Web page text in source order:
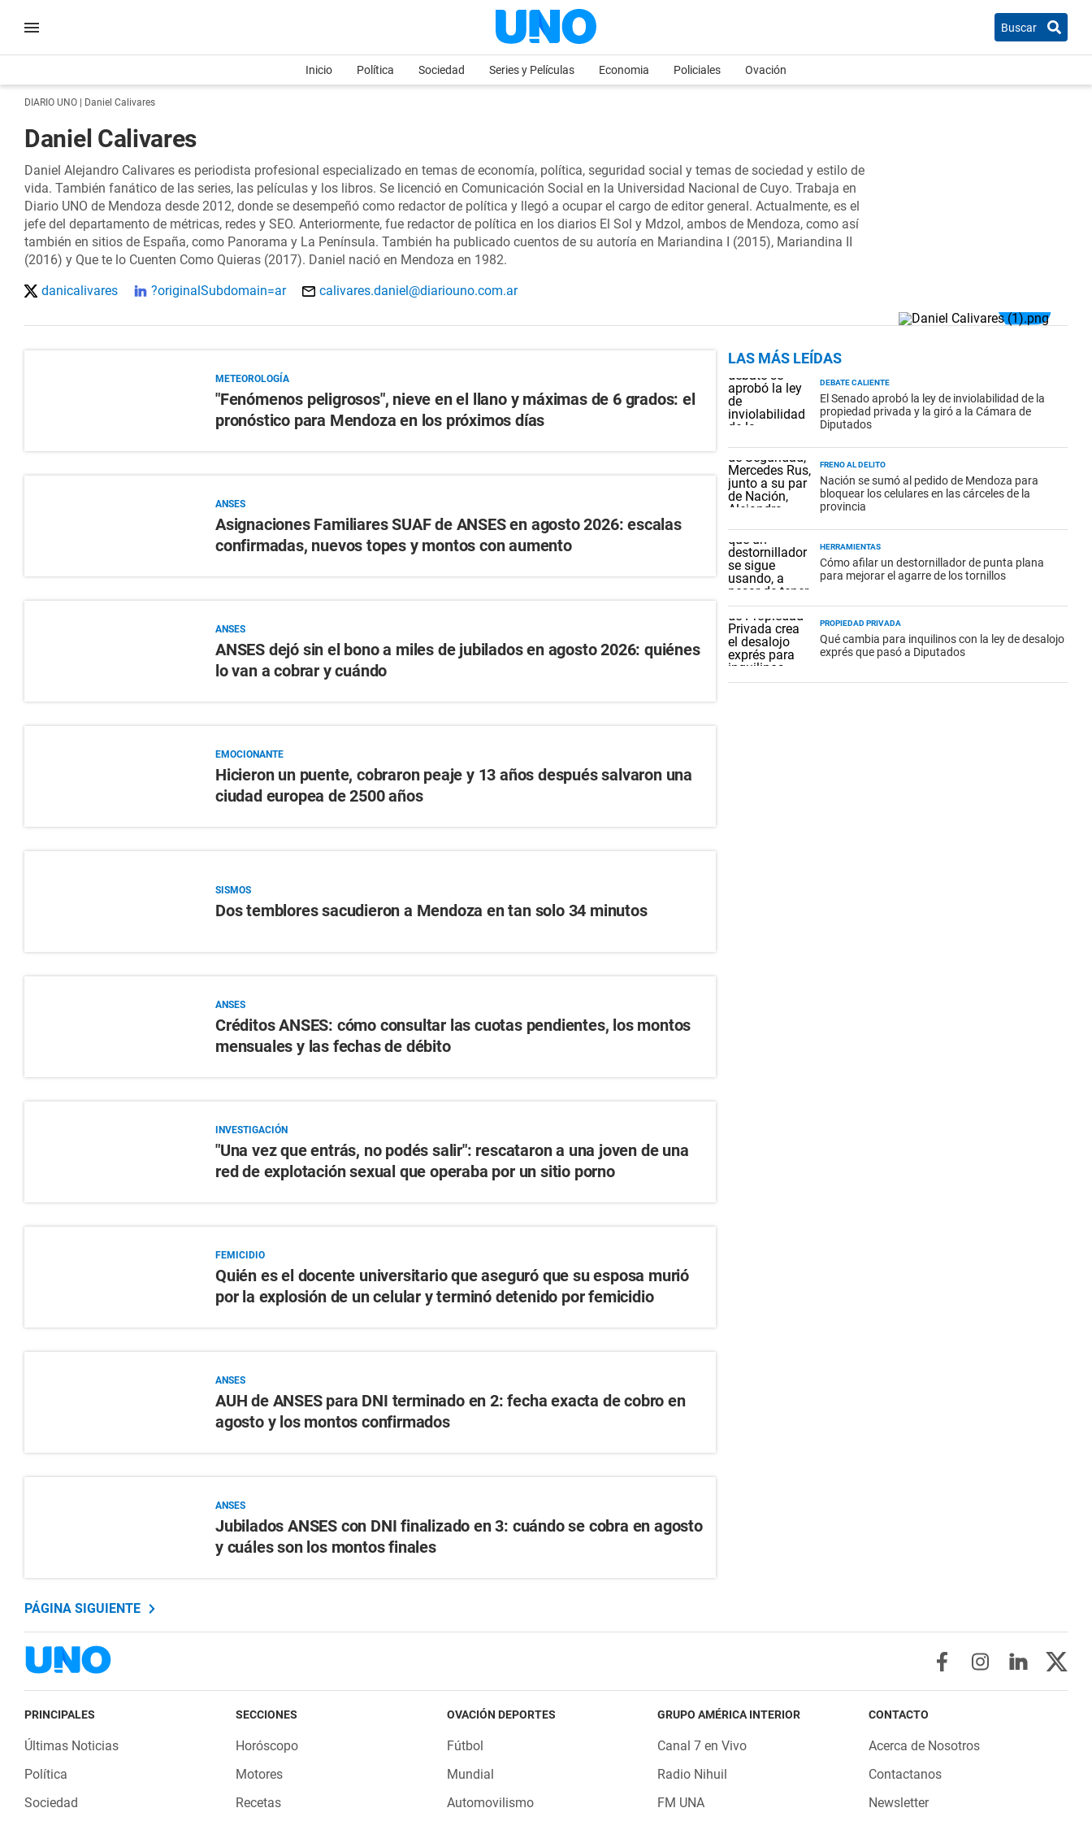
Buscar
Inicio Política Sociedad Series y Películas Economia Policiales Ovación
DIARIO UNO | Daniel Calivares
Daniel Calivares
Daniel Alejandro Calivares es periodista profesional especializado en temas de economía, política, seguridad social y temas de sociedad y estilo de
vida. También fanático de las series, las películas y los libros. Se licenció en Comunicación Social en la Universidad Nacional de Cuyo. Trabaja en
Diario UNO de Mendoza desde 2012, donde se desempeñó como redactor de política y llegó a ocupar el cargo de editor general. Actualmente, es el
jefe del departamento de métricas, redes y SEO. Anteriormente, fue redactor de política en los diarios El Sol y Mdzol, ambos de Mendoza, como así
también en sitios de España, como Panorama y La Península. También ha publicado cuentos de su autoría en Mariandina I (2015), Mariandina II
(2016) y Que te lo Cuenten Como Quieras (2017). Daniel nació en Mendoza en 1982.
danicalivares
?originalSubdomain=ar calivares.daniel@diariouno.com.ar
METEOROLOGÍA
"Fenómenos peligrosos", nieve en el llano y máximas de 6 grados: el
pronóstico para Mendoza en los próximos días
ANSES
Asignaciones Familiares SUAF de ANSES en agosto 2026: escalas
confirmadas, nuevos topes y montos con aumento
ANSES
ANSES dejó sin el bono a miles de jubilados en agosto 2026: quiénes
lo van a cobrar y cuándo
EMOCIONANTE
Hicieron un puente, cobraron peaje y 13 años después salvaron una
ciudad europea de 2500 años
SISMOS
Dos temblores sacudieron a Mendoza en tan solo 34 minutos
ANSES
Créditos ANSES: cómo consultar las cuotas pendientes, los montos
mensuales y las fechas de débito
INVESTIGACIÓN
"Una vez que entrás, no podés salir": rescataron a una joven de una
red de explotación sexual que operaba por un sitio porno
FEMICIDIO
Quién es el docente universitario que aseguró que su esposa murió
por la explosión de un celular y terminó detenido por femicidio
ANSES
AUH de ANSES para DNI terminado en 2: fecha exacta de cobro en
agosto y los montos confirmados
ANSES
Jubilados ANSES con DNI finalizado en 3: cuándo se cobra en agosto
y cuáles son los montos finales
PÁGINA SIGUIENTE
LAS MÁS LEÍDAS
DEBATE CALIENTE
El Senado aprobó la ley de inviolabilidad de la
propiedad privada y la giró a la Cámara de
Diputados
FRENO AL DELITO
Nación se sumó al pedido de Mendoza para
bloquear los celulares en las cárceles de la
provincia
HERRAMIENTAS
Cómo afilar un destornillador de punta plana
para mejorar el agarre de los tornillos
PROPIEDAD PRIVADA
Qué cambia para inquilinos con la ley de desalojo
exprés que pasó a Diputados
PRINCIPALES
Últimas Noticias
Política
Sociedad
SECCIONES
Horóscopo
Motores
Recetas
OVACIÓN DEPORTES
Fútbol
Mundial
Automovilismo
GRUPO AMÉRICA INTERIOR
Canal 7 en Vivo
Radio Nihuil
FM UNA
CONTACTO
Acerca de Nosotros
Contactanos
Newsletter